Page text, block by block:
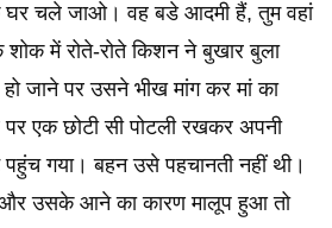
घर चले जाओ। वह बडे आदमी हैं, तुम वहां
शोक में रोते-रोते किशन ने बुखार बुला
जाने पर उसने भीख मांग कर मां का
पर एक छोटी सी पोटली रखकर अपनी
गया। बहन उसे पहचानती नहीं थी।
और उसके आने का कारण मालूप हुआ तो